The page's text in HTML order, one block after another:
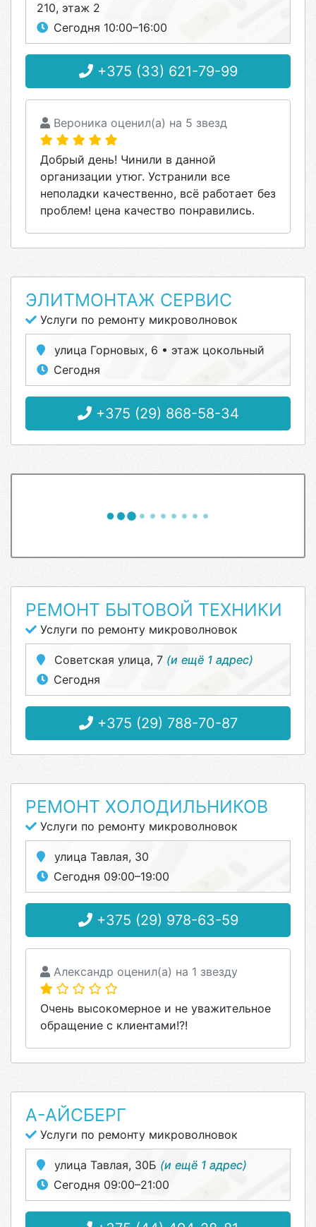
210, этаж 2
Сегодня 10:00–16:00
+375 (33) 621-79-99
Вероника оценил(а) на 5 звезд
Добрый день! Чинили в данной
организации утюг. Устранили все
неполадки качественно, всё работает без
проблем! цена качество понравились.
ЭЛИТМОНТАЖ СЕРВИС
Услуги по ремонту микроволновок
улица Горновых, 6 • этаж цокольный
Сегодня
+375 (29) 868-58-34
РЕМОНТ БЫТОВОЙ ТЕХНИКИ
Услуги по ремонту микроволновок
Советская улица, 7 (и ещё 1 адрес)
Сегодня
+375 (29) 788-70-87
РЕМОНТ ХОЛОДИЛЬНИКОВ
Услуги по ремонту микроволновок
улица Тавлая, 30
Сегодня 09:00–19:00
+375 (29) 978-63-59
Александр оценил(а) на 1 звезду
Очень высокомерное и не уважительное
обращение с клиентами!?!
А-АЙСБЕРГ
Услуги по ремонту микроволновок
улица Тавлая, 30Б (и ещё 1 адрес)
Сегодня 09:00–21:00